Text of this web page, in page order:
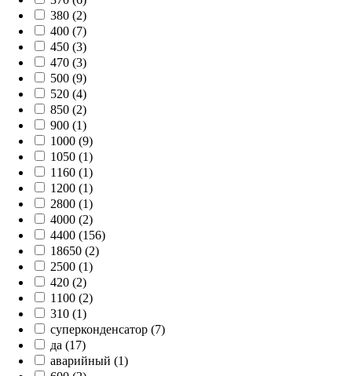
380 (2)
400 (7)
450 (3)
470 (3)
500 (9)
520 (4)
850 (2)
900 (1)
1000 (9)
1050 (1)
1160 (1)
1200 (1)
2800 (1)
4000 (2)
4400 (156)
18650 (2)
2500 (1)
420 (2)
1100 (2)
310 (1)
суперконденсатор (7)
да (17)
аварийный (1)